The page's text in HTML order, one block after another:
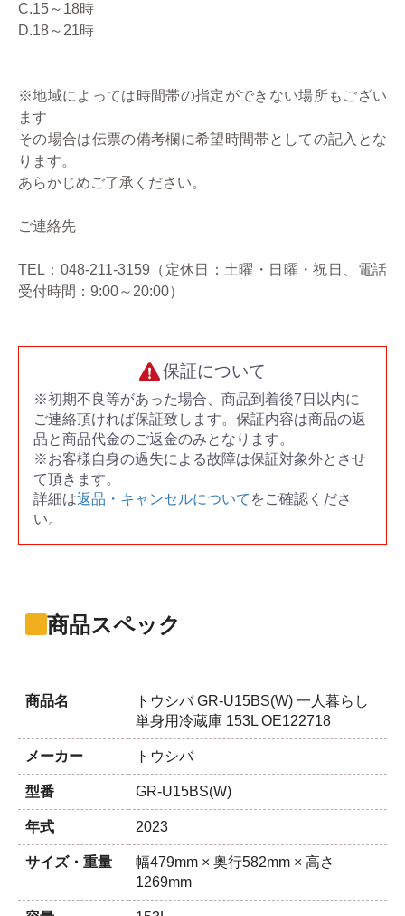
C.15～18時
D.18～21時
※地域によっては時間帯の指定ができない場所もござい
ます
その場合は伝票の備考欄に希望時間帯としての記入とな
ります。
あらかじめご了承ください。
ご連絡先
TEL：048-211-3159（定休日：土曜・日曜・祝日、電話
受付時間：9:00～20:00）
保証について
※初期不良等があった場合、商品到着後7日以内に
ご連絡頂ければ保証致します。保証内容は商品の返
品と商品代金のご返金のみとなります。
※お客様自身の過失による故障は保証対象外とさせ
て頂きます。
詳細は返品・キャンセルについて をご確認くださ
い。
商品スペック
商品名
トウシバ GR-U15BS(W) 一人暮らし
単身用冷蔵庫 153L OE122718
メーカー トウシバ
型番 GR-U15BS(W)
年式 2023
サイズ・重量
幅479mm × 奥行582mm × 高さ
1269mm